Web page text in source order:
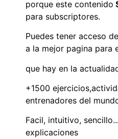
porque este contenido
para subscriptores.
Puedes tener acceso
a la mejor pagina para
que hay en la
+1500
entrenadores del
Facil, intuitivo,
explicaciones